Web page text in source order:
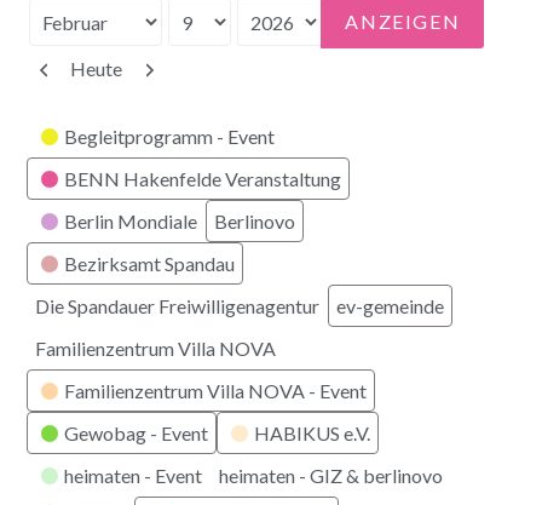
Monat
Tag
Jahr
Zurück
Heute Weiter
Kategorien
Begleitprogramm - Event
BENN Hakenfelde Veranstaltung
Berlin Mondiale
Berlinovo
Bezirksamt Spandau
Die Spandauer Freiwilligenagentur
ev-gemeinde
Familienzentrum Villa NOVA
Familienzentrum Villa NOVA - Event
Gewobag - Event
HABIKUS e.V.
heimaten - Event
heimaten - GIZ & berlinovo